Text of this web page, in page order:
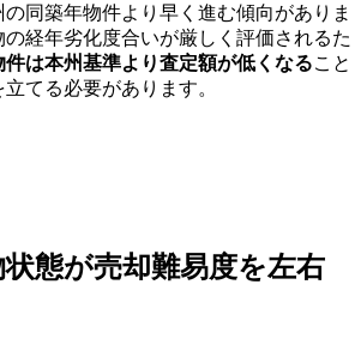
同築年物件より早く進む傾向がありま
経年劣化度合いが厳しく評価されるた
は本州基準より査定額が低くなること
てる必要があります。
態が売却難易度を左右